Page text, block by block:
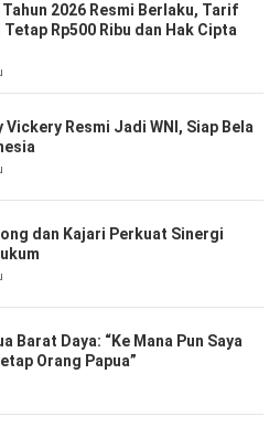
Tahun 2026 Resmi Berlaku, Tarif
Tetap Rp500 Ribu dan Hak Cipta
Vickery Resmi Jadi WNI, Siap Bela
dan Kajari Perkuat Sinergi
Barat Daya: “Ke Mana Pun Saya
Orang Papua”